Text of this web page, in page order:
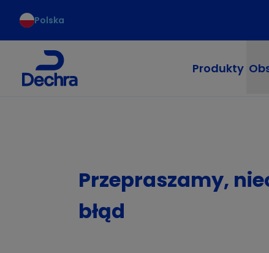
Polska
Produkty
Przepraszamy,
błąd